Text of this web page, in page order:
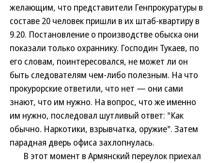
желающим, что представители Генпрокуратуры в
составе 20 человек пришли в их штаб-квартиру в
9.20. Постановление о производстве обыска они
показали только охраннику. Господин Тукаев, по
его словам, поинтересовался, не может ли он
быть следователям чем-либо полезным. На что
прокурорские ответили, что нет — они сами
знают, что им нужно. На вопрос, что же именно
им нужно, последовал шутливый ответ: "Как
обычно. Наркотики, взрывчатка, оружие". Затем
парадная дверь офиса захлопнулась.
В этот момент в Армянский переулок приехал